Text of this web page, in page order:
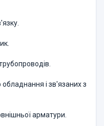
і зв'язаних з
арматури.